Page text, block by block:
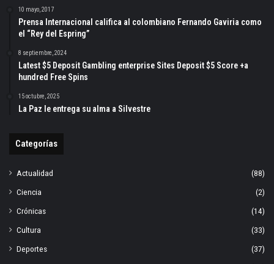
10 mayo, 2017
Prensa Internacional califica al colombiano Fernando Gaviria como
el “Rey del Espring”
8 septiembre, 2024
Latest $5 Deposit Gambling enterprise Sites Deposit $5 Score +a
hundred Free Spins
15 octubre, 2025
La Paz le entrega su alma a Silvestre
Categorías
Actualidad
(88)
Ciencia
(2)
Crónicas
(14)
Cultura
(33)
Deportes
(37)